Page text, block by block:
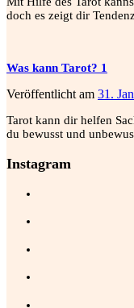
doch es zeigt dir
Was kann Tarot? 1
Veröffentlicht am 31.
Tarot kann dir helfen
du bewusst und
Instagram